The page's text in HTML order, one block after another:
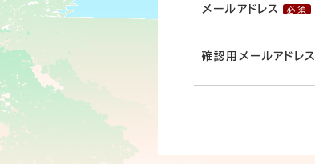
メールアドレス
確認用メールアドレス